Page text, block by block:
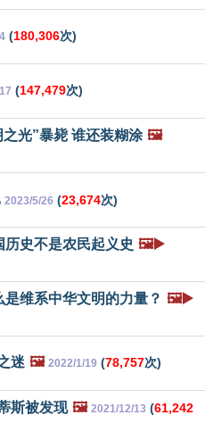
(180,306次)
(147,479次)
光”暴毙 谁还装糊涂 🖼️
2023/5/26 (23,674次)
史不是农民起义史 🖼️▶️
维系中华文明的力量？ 🖼️▶️
迷 🖼️ 2022/1/19 (78,757次)
斯被发现 🖼️ 2021/12/13 (61,242